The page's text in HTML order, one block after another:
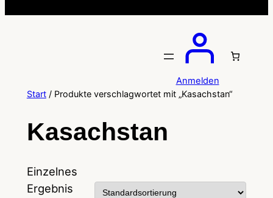
Anmelden
Start/ Produkte verschlagwortet mit „Kasachstan“
Kasachstan
Einzelnes
Ergebnis